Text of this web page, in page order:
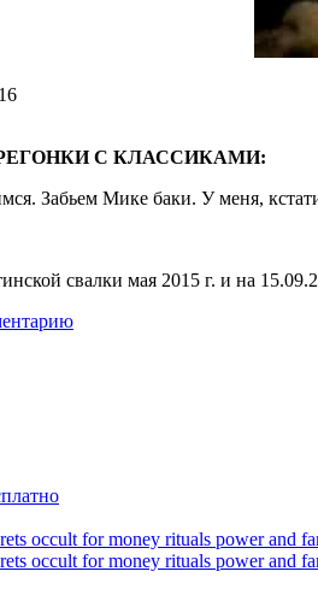
С КЛАССИКАМИ:
Забьем Мике баки. У меня,
свалки мая 2015 г. и на
occult for money rituals power and
occult for money rituals power and